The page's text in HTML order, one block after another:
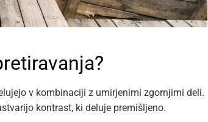
v kombinaciji z umirjenimi zgornjimi deli.
kontrast, ki deluje premišljeno.